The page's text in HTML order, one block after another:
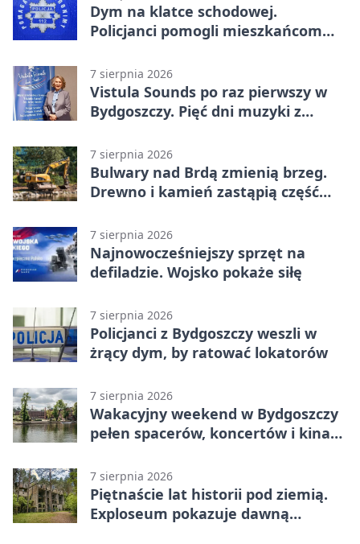
Wronek
Dym na klatce schodowej.
Policjanci pomogli mieszkańcom
7 sierpnia 2026
Vistula Sounds po raz pierwszy w
Bydgoszczy. Pięć dni muzyki z
7 sierpnia 2026
Bulwary nad Brdą zmienią brzeg.
Drewno i kamień zastąpią część
7 sierpnia 2026
Najnowocześniejszy sprzęt na
defiladzie. Wojsko pokaże siłę
7 sierpnia 2026
Policjanci z Bydgoszczy weszli w
żrący dym, by ratować lokatorów
7 sierpnia 2026
Wakacyjny weekend w Bydgoszczy
pełen spacerów, koncertów i kina
7 sierpnia 2026
Piętnaście lat historii pod ziemią.
Exploseum pokazuje dawną